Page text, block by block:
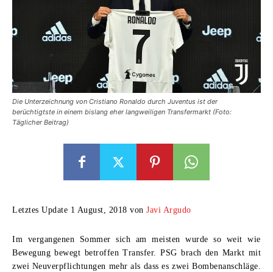
Die Unterzeichnung von Cristiano Ronaldo durch Juventus ist der
berüchtigtste in einem bislang eher langweiligen Transfermarkt (Foto:
Täglicher Beitrag)
Letztes Update 1 August, 2018 von Javi Argudo
Im vergangenen Sommer sich am meisten wurde so weit wie
Bewegung bewegt betroffen Transfer. PSG brach den Markt mit
zwei Neuverpflichtungen mehr als dass es zwei Bombenanschläge.